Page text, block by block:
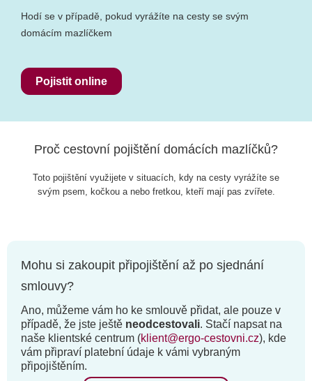
Hodí se v případě, pokud vyrážíte na cesty se svým
domácím mazlíčkem
Pojistit online
Proč cestovní pojištění domácích mazlíčků?
Toto pojištění využijete v situacích, kdy na cesty vyrážíte se
svým psem, kočkou a nebo fretkou, kteří mají pas zvířete.
Mohu si zakoupit připojištění až po sjednání
smlouvy?
Ano, můžeme vám ho ke smlouvě přidat, ale pouze v
případě, že jste ještě neodcestovali. Stačí napsat na
naše klientské centrum (klient@ergo-cestovni.cz), kde
vám připraví platební údaje k vámi vybraným
připojištěním.